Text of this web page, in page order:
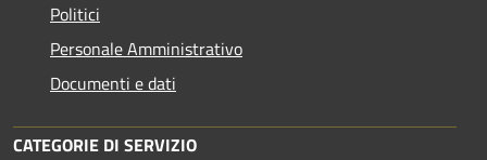
Politici
Personale Amministrativo
Documenti e dati
CATEGORIE DI SERVIZIO